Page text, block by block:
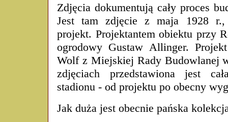
Zdjęcia dokumentują cały proces
Jest tam zdjęcie z maja 1928
projekt. Projektantem obiektu przy
ogrodowy Gustaw Allinger.
Wolf z Miejskiej Rady Budowlanej
zdjęciach przedstawiona jest
stadionu - od projektu po obecny
Jak duża jest obecnie pańska